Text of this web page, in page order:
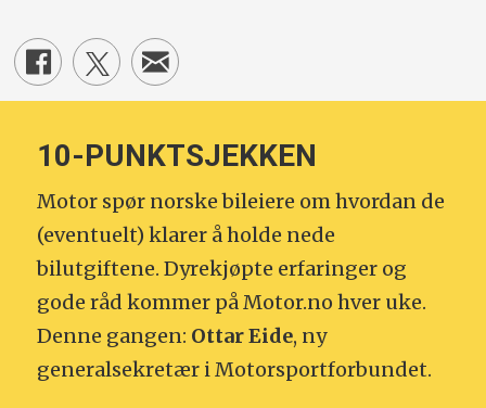
10-PUNKTSJEKKEN
Motor spør norske bileiere om hvordan de
(eventuelt) klarer å holde nede
bilutgiftene. Dyrekjøpte erfaringer og
gode råd kommer på Motor.no hver uke.
Denne gangen: Ottar Eide, ny
generalsekretær i Motorsportforbundet.